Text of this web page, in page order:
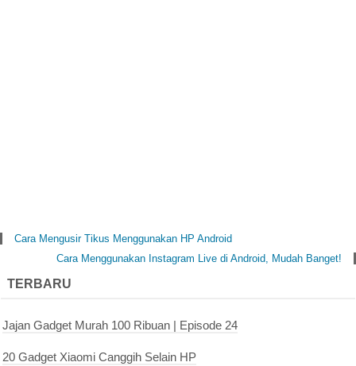
Cara Mengusir Tikus Menggunakan HP Android
Cara Menggunakan Instagram Live di Android, Mudah Banget!
TERBARU
Jajan Gadget Murah 100 Ribuan | Episode 24
20 Gadget Xiaomi Canggih Selain HP